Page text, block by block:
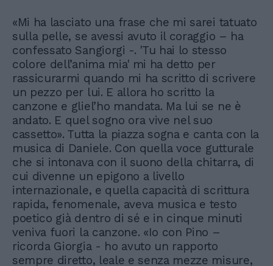
«Mi ha lasciato una frase che mi sarei tatuato
sulla pelle, se avessi avuto il coraggio – ha
confessato Sangiorgi -. 'Tu hai lo stesso
colore dell’anima mia' mi ha detto per
rassicurarmi quando mi ha scritto di scrivere
un pezzo per lui. E allora ho scritto la
canzone e gliel’ho mandata. Ma lui se ne è
andato. E quel sogno ora vive nel suo
cassetto». Tutta la piazza sogna e canta con la
musica di Daniele. Con quella voce gutturale
che si intonava con il suono della chitarra, di
cui divenne un epigono a livello
internazionale, e quella capacità di scrittura
rapida, fenomenale, aveva musica e testo
poetico già dentro di sé e in cinque minuti
veniva fuori la canzone. «Io con Pino –
ricorda Giorgia - ho avuto un rapporto
sempre diretto, leale e senza mezze misure,